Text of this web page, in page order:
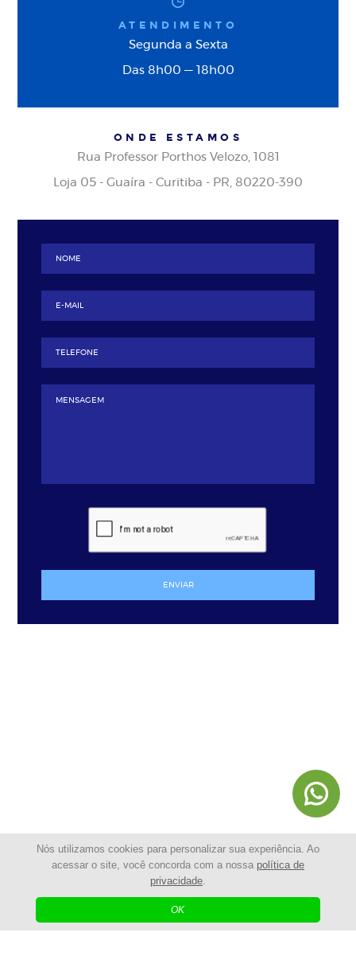
Nós utilizamos cookies para personalizar sua experiência. Ao
acessar o site, você concorda com a nossa política de
privacidade.
OK
ENVIAR
ATENDIMENTO
Segunda a Sexta
Das 8h00 — 18h00
ONDE ESTAMOS
Rua Professor Porthos Velozo, 1081
Loja 05 - Guaíra - Curitiba - PR, 80220-390
© 2025 - Shopping da Cerca Elétrica | Todos os Direitos